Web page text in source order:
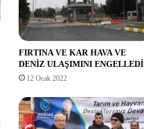
FIRTINA VE KAR HAVA VE
DENİZ ULAŞIMINI ENGELLEDİ
12 Ocak 2022